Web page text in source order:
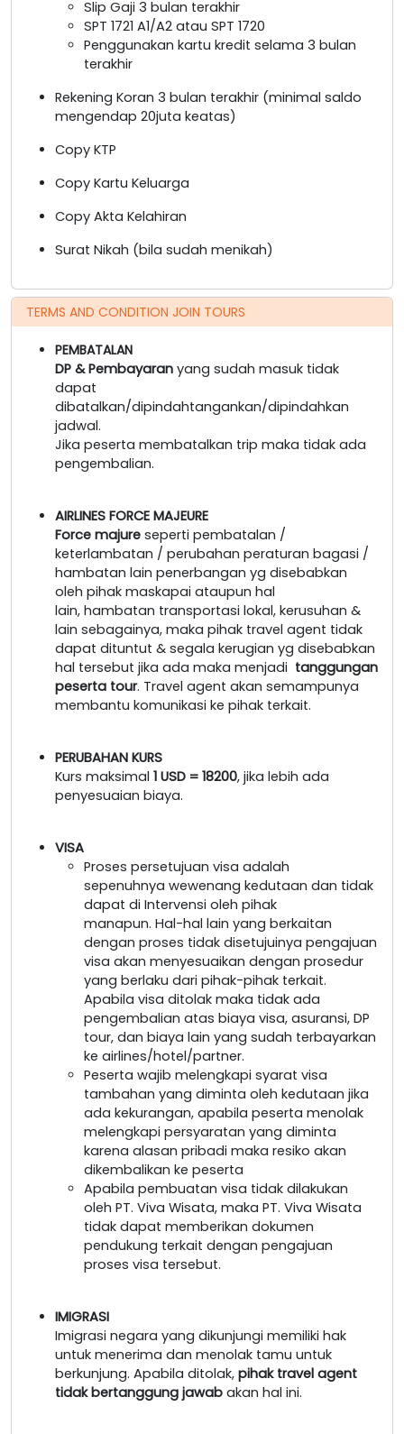
Slip Gaji 3 bulan terakhir
SPT 1721 A1/A2 atau SPT 1720
Penggunakan kartu kredit selama 3 bulan
terakhir
Rekening Koran 3 bulan terakhir (minimal saldo
mengendap 20juta keatas)
Copy KTP
Copy Kartu Keluarga
Copy Akta Kelahiran
Surat Nikah (bila sudah menikah)
TERMS AND CONDITION JOIN TOURS
PEMBATALAN
DP & Pembayaran yang sudah masuk tidak
dapat
dibatalkan/dipindahtangankan/dipindahkan
jadwal.
Jika peserta membatalkan trip maka tidak ada
pengembalian.
AIRLINES FORCE MAJEURE
Force majure seperti pembatalan /
keterlambatan / perubahan peraturan bagasi /
hambatan lain penerbangan yg disebabkan
oleh pihak maskapai ataupun hal
lain, hambatan transportasi lokal, kerusuhan &
lain sebagainya, maka pihak travel agent tidak
dapat dituntut & segala kerugian yg disebabkan
hal tersebut jika ada maka menjadi tanggungan
peserta tour. Travel agent akan semampunya
membantu komunikasi ke pihak terkait.
PERUBAHAN KURS
Kurs maksimal 1 USD = 18200, jika lebih ada
penyesuaian biaya.
VISA
Proses persetujuan visa adalah
sepenuhnya wewenang kedutaan dan tidak
dapat di Intervensi oleh pihak
manapun. Hal-hal lain yang berkaitan
dengan proses tidak disetujuinya pengajuan
visa akan menyesuaikan dengan prosedur
yang berlaku dari pihak-pihak terkait.
Apabila visa ditolak maka tidak ada
pengembalian atas biaya visa, asuransi, DP
tour, dan biaya lain yang sudah terbayarkan
ke airlines/hotel/partner.
Peserta wajib melengkapi syarat visa
tambahan yang diminta oleh kedutaan jika
ada kekurangan, apabila peserta menolak
melengkapi persyaratan yang diminta
karena alasan pribadi maka resiko akan
dikembalikan ke peserta
Apabila pembuatan visa tidak dilakukan
oleh PT. Viva Wisata, maka PT. Viva Wisata
tidak dapat memberikan dokumen
pendukung terkait dengan pengajuan
proses visa tersebut.
IMIGRASI
Imigrasi negara yang dikunjungi memiliki hak
untuk menerima dan menolak tamu untuk
berkunjung. Apabila ditolak, pihak travel agent
tidak bertanggung jawab akan hal ini.